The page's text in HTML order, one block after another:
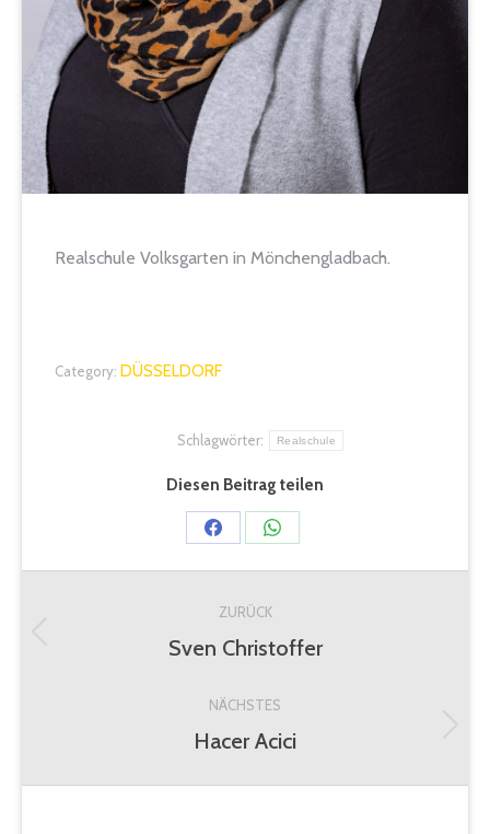
Realschule Volksgarten in Mönchengladbach.
Category: DÜSSELDORF
Schlagwörter: Realschule
Diesen Beitrag teilen
Share
on
Facebook
Share
on
WhatsApp
ZURÜCK
Vorheriger
Sven Christoffer
NÄCHSTES
Nächster
Hacer Acici